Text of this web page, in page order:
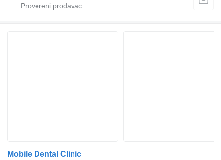
Mobile Dental Clinic